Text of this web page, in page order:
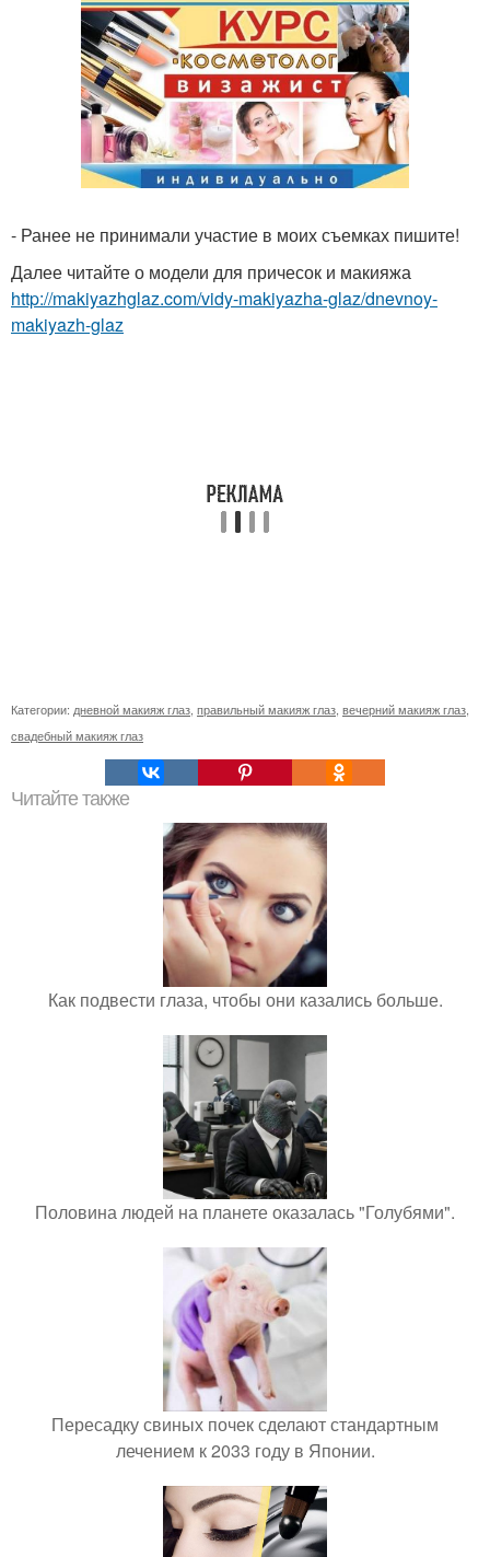
- Ранее не принимали участие в моих съемках пишите!
Далее читайте о модели для причесок и макияжа
http://makiyazhglaz.com/vidy-makiyazha-glaz/dnevnoy-
makiyazh-glaz
Категории: дневной макияж глаз правильный макияж глаз вечерний макияж глаз
свадебный макияж глаз
Читайте также
Как подвести глаза, чтобы они казались больше.
Половина людей на планете оказалась "Голубями".
Пересадку свиных почек сделают стандартным
лечением к 2033 году в Японии.